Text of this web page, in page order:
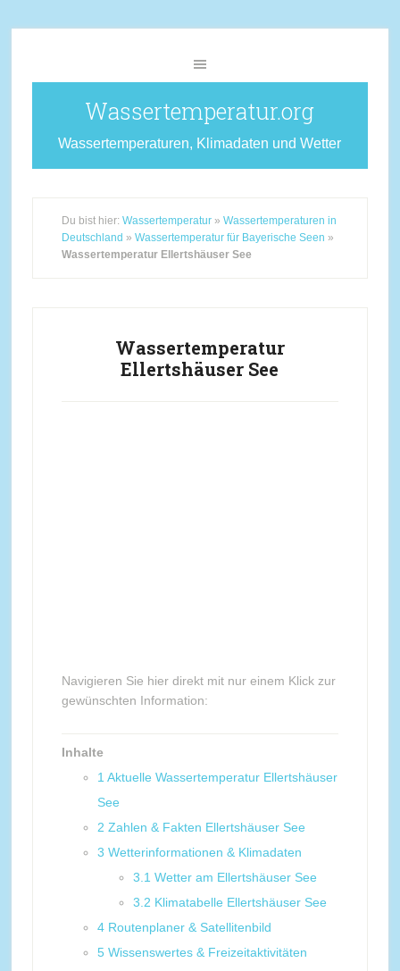
Wassertemperatur.org
Wassertemperaturen, Klimadaten und Wetter
Du bist hier: Wassertemperatur» Wassertemperaturen in
Deutschland » Wassertemperatur für Bayerische Seen »
Wassertemperatur Ellertshäuser See
Wassertemperatur
Ellertshäuser See
Navigieren Sie hier direkt mit nur einem Klick zur
gewünschten Information:
Inhalte
1 Aktuelle Wassertemperatur Ellertshäuser
See
2 Zahlen & Fakten Ellertshäuser See
3 Wetterinformationen & Klimadaten
3.1 Wetter am Ellertshäuser See
3.2 Klimatabelle Ellertshäuser See
4 Routenplaner & Satellitenbild
5 Wissenswertes & Freizeitaktivitäten